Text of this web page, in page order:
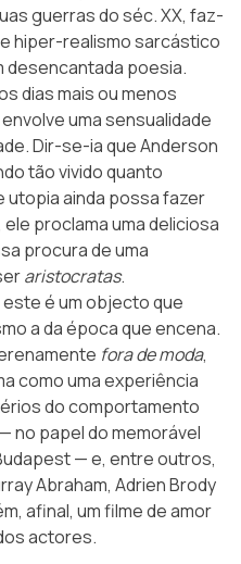
guerras do séc. XX, faz-
hiper-realismo sarcástico
desencantada poesia.
dias mais ou menos
uma sensualidade
Dir-se-ia que Anderson
tão vivido quanto
utopia ainda possa fazer
proclama uma deliciosa
procura de uma
aristocratas.
é um objecto que
a da época que encena.
fora de moda,
como uma experiência
do comportamento
no papel do memorável
— e, entre outros,
Abraham, Adrien Brody
afinal, um filme de amor
actores.